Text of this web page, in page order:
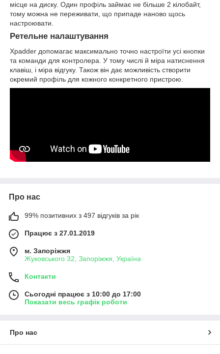
місце на диску. Один профіль займає не більше 2 кілобайт,
тому можна не переживати, що припаде наново щось
настроювати.
Ретельне налаштування
Xpadder допомагає максимально точно настроїти усі кнопки
та команди для контролера. У тому числі й міра натиснення
клавіш, і міра відгуку. Також він дає можливість створити
окремий профіль для кожного конкретного пристрою.
Про нас
99% позитивних з 497 відгуків за рік
Працює з 27.01.2019
м. Запоріжжя
Жуковського 32, Запоріжжя, Україна
Контакти
Сьогодні працює з 10:00 до 17:00
Показати весь графік роботи
Про нас